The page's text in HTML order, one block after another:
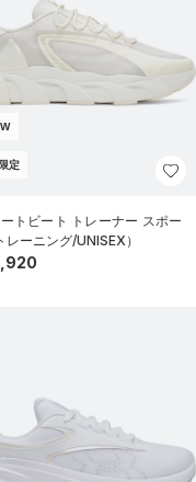
定
トビート トレーナー スポー
レーニング/UNISEX）